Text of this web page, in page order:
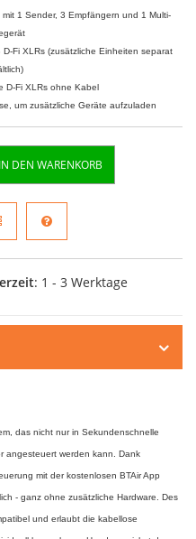
1 Sender, 3 Empfängern und 1 Multi-
Fi XLRs (zusätzliche Einheiten separat
D-Fi XLRs ohne Kabel
um zusätzliche Geräte aufzuladen
IN DEN WARENKORB
: 1 - 3 Werktage
das nicht nur in Sekundenschnelle
angesteuert werden kann. Dank
mit der kostenlosen BTAir App
- ganz ohne zusätzliche Hardware. Des
und erlaubt die kabellose